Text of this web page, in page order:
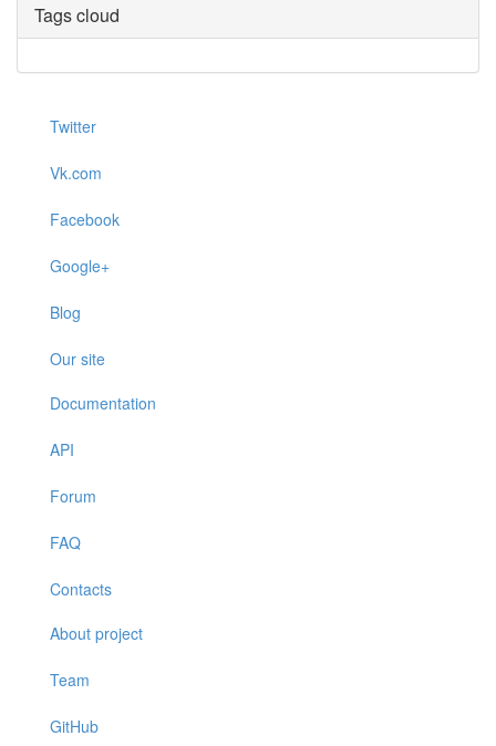
Tags cloud
Twitter
Vk.com
Facebook
Google+
Blog
Our site
Documentation
API
Forum
FAQ
Contacts
About project
Team
GitHub